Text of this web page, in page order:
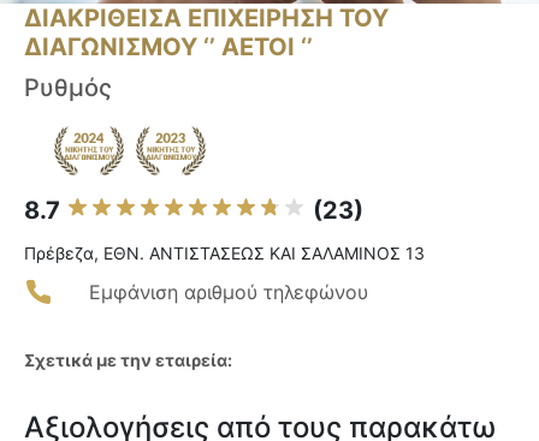
ΔΙΑΚΡΙΘΕΙΣΑ ΕΠΙΧΕΙΡΗΣΗ ΤΟΥ
ΔΙΑΓΩΝΙΣΜΟΥ ‘’ ΑΕΤΟΙ ‘’
Ρυθμός
8.7 (23)
Πρέβεζα, ΕΘΝ. ΑΝΤΙΣΤΑΣΕΩΣ ΚΑΙ ΣΑΛΑΜΙΝΟΣ 13
Εμφάνιση αριθμού τηλεφώνου
Σχετικά με την εταιρεία:
Αξιολογήσεις από τους παρακάτω